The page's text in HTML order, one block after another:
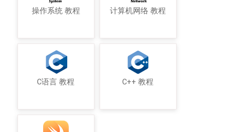
操作系统 教程 计算机网络 教程
C语言 教程 C++ 教程